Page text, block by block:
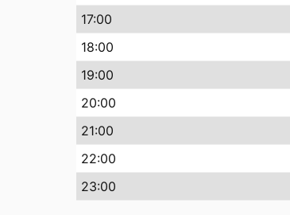
17:00
18:00
19:00
20:00
21:00
22:00
23:00